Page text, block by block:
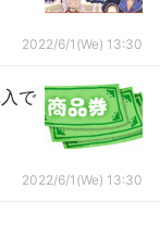
2022/6/1(We) 13:30
で
2022/6/1(We) 13:30